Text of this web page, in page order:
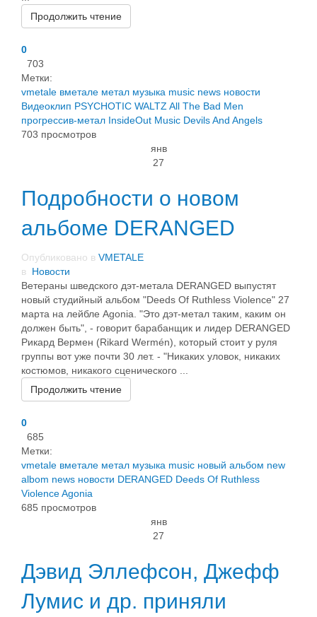
Продолжить чтение
0
703
Метки:
vmetale вметале метал музыка music news новости
Видеоклип PSYCHOTIC WALTZ All The Bad Men
прогрессив-метал InsideOut Music Devils And Angels
703 просмотров
янв
27
Подробности о новом
альбоме DERANGED
Опубликовано в VMETALE
в Новости
Ветераны шведского дэт-метала DERANGED выпустят
новый студийный альбом "Deeds Of Ruthless Violence" 27
марта на лейбле Agonia. "Это дэт-метал таким, каким он
должен быть", - говорит барабанщик и лидер DERANGED
Рикард Вермен (Rikard Wermén), который стоит у руля
группы вот уже почти 30 лет. - "Никаких уловок, никаких
костюмов, никакого сценического ...
Продолжить чтение
0
685
Метки:
vmetale вметале метал музыка music новый альбом new
albom news новости DERANGED Deeds Of Ruthless
ViolenceAgonia
685 просмотров
янв
27
Дэвид Эллефсон, Джефф
Лумис и др. приняли